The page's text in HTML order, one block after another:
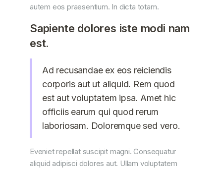
autem eos praesentium. In dicta totam.
Sapiente dolores iste modi nam
est.
Ad recusandae ex eos reiciendis
corporis aut ut aliquid. Rem quod
est aut voluptatem ipsa. Amet hic
officiis earum qui quod rerum
laboriosam. Doloremque sed vero.
Eveniet repellat suscipit magni. Consequatur
aliquid adipisci dolores aut. Ullam voluptatem